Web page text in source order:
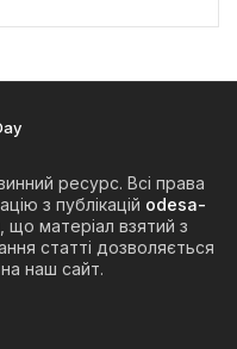
ресурс. Всі права
з публікацій odesa-
що матеріал взятий з
статті дозволяється
наш сайт.